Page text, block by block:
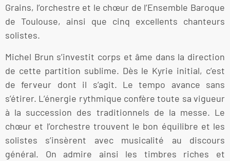
Grains, l’orchestre et le chœur de l’Ensemble Baroque
de Toulouse, ainsi que cinq excellents chanteurs
solistes.
Michel Brun s’investit corps et âme dans la direction
de cette partition sublime. Dès le Kyrie initial, c’est
de ferveur dont il s’agit. Le tempo avance sans
s’étirer. L’énergie rythmique confère toute sa vigueur
à la succession des traditionnels de la messe. Le
chœur et l’orchestre trouvent le bon équilibre et les
solistes s’insèrent avec musicalité au discours
général. On admire ainsi les timbres riches et